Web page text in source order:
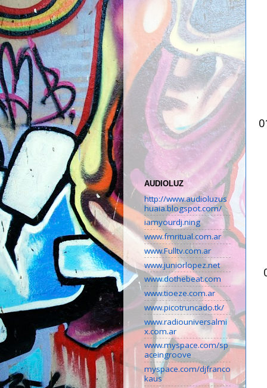
AUDIOLUZ
http://www.audioluzus
huaia.blogspot.com/
iamyourdj.ning
www.fmritual.com.ar
www.Fulltv.com.ar
www.juniorlopez.net
www.dothebeat.com
www.tioeze.com.ar
www.picotruncado.tk/
www.radiouniversalmi
x.com.ar
www.myspace.com/sp
aceingroove
myspace.com/djfranco
kaus